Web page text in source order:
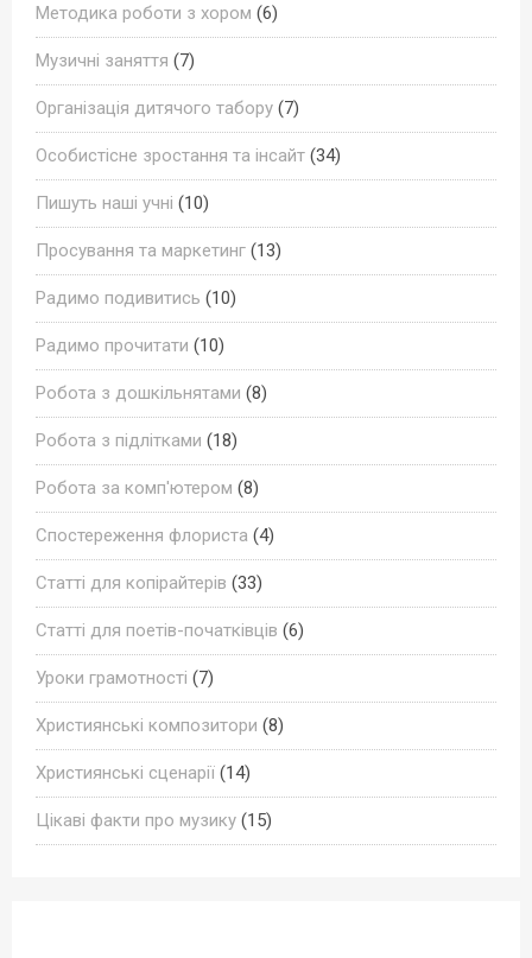
Методика роботи з хором (6)
Музичні заняття (7)
Організація дитячого табору (7)
Особистісне зростання та інсайт (34)
Пишуть наші учні (10)
Просування та маркетинг (13)
Радимо подивитись (10)
Радимо прочитати (10)
Робота з дошкільнятами (8)
Робота з підлітками (18)
Робота за комп'ютером (8)
Спостереження флориста (4)
Статті для копірайтерів (33)
Статті для поетів-початківців (6)
Уроки грамотності (7)
Християнські композитори (8)
Християнські сценарії (14)
Цікаві факти про музику (15)